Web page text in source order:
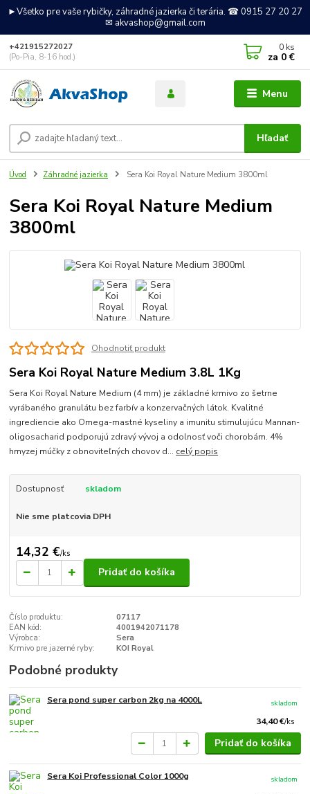
►Všetko pre vaše rybičky, záhradné jazierka či terária. ☎ 0915 27 20 27
✉ akvashop@gmail.com
Menu
Hľadať
+421915272027
(Po-Pia, 8-16 hod.)
0 ks
za 0 €
Úvod Záhradné jazierka Sera Koi Royal Nature Medium 3800ml
Sera Koi Royal Nature Medium
3800ml
Ohodnotiť produkt
Sera Koi Royal Nature Medium 3.8L 1Kg
Sera Koi Royal Nature Medium (4 mm) je základné krmivo zo šetrne
vyrábaného granulátu bez farbív a konzervačných látok. Kvalitné
ingrediencie ako Omega-mastné kyseliny a imunitu stimulujúcu Mannan-
oligosacharid podporujú zdravý vývoj a odolnosť voči chorobám. 4%
hmyzej múčky z obnoviteľných chovov d... celý popis
Dostupnosť skladom
Nie sme platcovia DPH
14,32 €/ks
Pridať do košíka
Číslo produktu:
07117
EAN kód:
4001942071178
Výrobca:
Sera
Krmivo pre jazerné ryby:
KOI Royal
Podobné produkty
Sera pond super carbon 2kg na 4000L
34,40 €/ks
skladom
Pridať do košíka
Sera Koi Professional Color 1000g
skladom